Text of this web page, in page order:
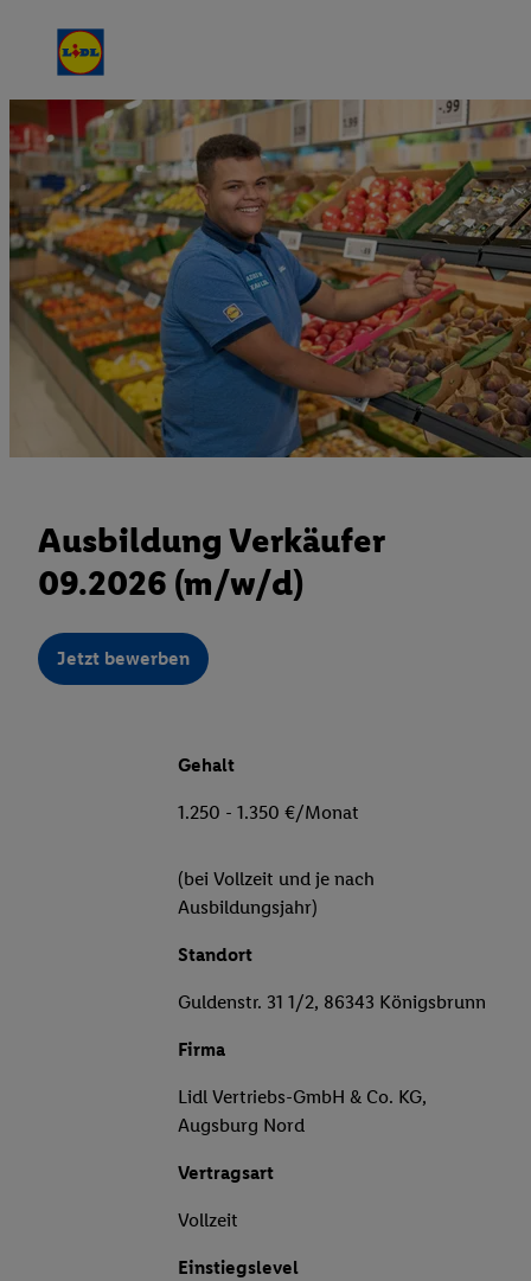
Ausbildung Verkäufer
09.2026 (m/w/d)
Jetzt bewerben
Gehalt
1.250 - 1.350 €/Monat
(bei Vollzeit und je nach
Ausbildungsjahr)
Standort
Guldenstr. 31 1/2, 86343 Königsbrunn
Firma
Lidl Vertriebs-GmbH & Co. KG,
Augsburg Nord
Vertragsart
Vollzeit
Einstiegslevel